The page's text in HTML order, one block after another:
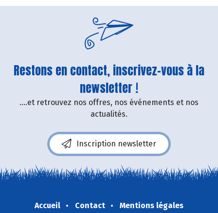
Restons en contact, inscrivez-vous à la
newsletter !
....et retrouvez nos offres, nos événements et nos
actualités.
Inscription newsletter
Accueil Contact
Mentions légales